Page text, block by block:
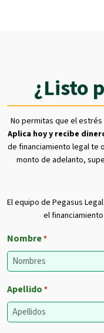
¿Listo
No permitas que el
Aplica hoy y recibe
de financiamiento legal te
monto de adelanto,
El equipo de Pegasus
el
Nombre*
Apellido *